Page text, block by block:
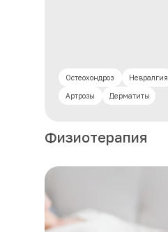
Остеохондроз Невралгия
Артрозы Дерматиты
Физиотерапия